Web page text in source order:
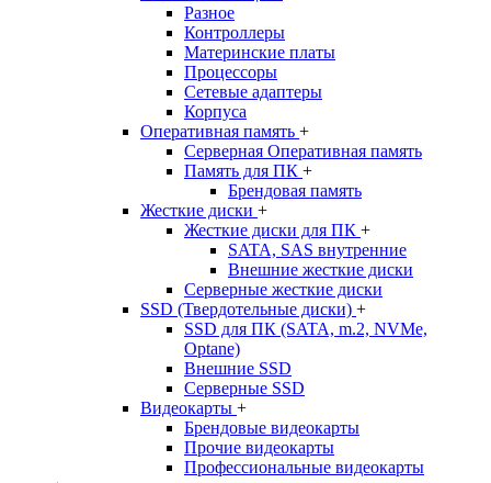
Разное
Контроллеры
Материнские платы
Процессоры
Сетевые адаптеры
Корпуса
Оперативная память +
Серверная Оперативная память
Память для ПК +
Брендовая память
Жесткие диски +
Жесткие диски для ПК +
SATA, SAS внутренние
Внешние жесткие диски
Серверные жесткие диски
SSD (Твердотельные диски) +
SSD для ПК (SATA, m.2, NVMe,
Optane)
Внешние SSD
Серверные SSD
Видеокарты +
Брендовые видеокарты
Прочие видеокарты
Профессиональные видеокарты